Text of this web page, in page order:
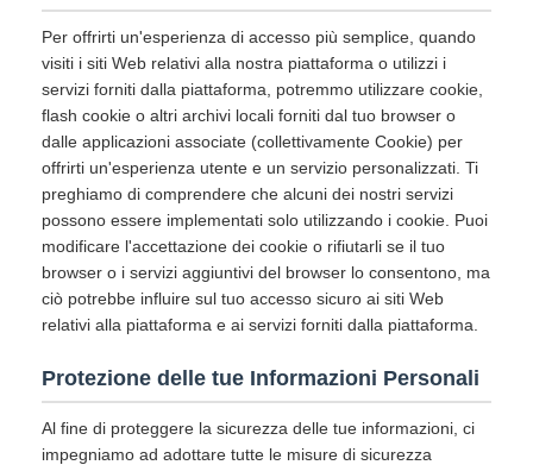
Per offrirti un'esperienza di accesso più semplice, quando
visiti i siti Web relativi alla nostra piattaforma o utilizzi i
servizi forniti dalla piattaforma, potremmo utilizzare cookie,
flash cookie o altri archivi locali forniti dal tuo browser o
dalle applicazioni associate (collettivamente Cookie) per
offrirti un'esperienza utente e un servizio personalizzati. Ti
preghiamo di comprendere che alcuni dei nostri servizi
possono essere implementati solo utilizzando i cookie. Puoi
modificare l'accettazione dei cookie o rifiutarli se il tuo
browser o i servizi aggiuntivi del browser lo consentono, ma
ciò potrebbe influire sul tuo accesso sicuro ai siti Web
relativi alla piattaforma e ai servizi forniti dalla piattaforma.
Protezione delle tue Informazioni Personali
Al fine di proteggere la sicurezza delle tue informazioni, ci
impegniamo ad adottare tutte le misure di sicurezza